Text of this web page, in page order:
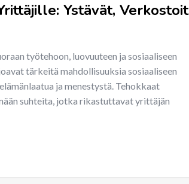
Ystävät, Verkostoit
työtehoon, luovuuteen ja sosiaaliseen
tärkeitä mahdollisuuksia sosiaaliseen
ja menestystä. Tehokkaat
suhteita, jotka rikastuttavat yrittäjän